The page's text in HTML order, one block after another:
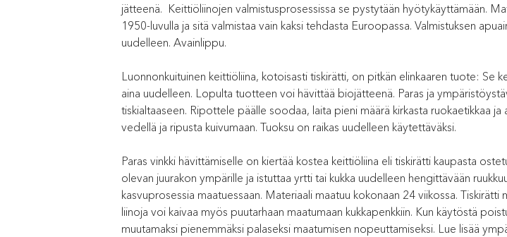
jätteenä. Keittiöliinojen valmistusprosessissa se pystytään hyötykäyttämään.
1950-luvulla ja sitä valmistaa vain kaksi tehdasta Euroopassa. Valmistuksen
uudelleen. Avainlippu.
Luonnonkuituinen keittiöliina, kotoisasti tiskirätti, on pitkän elinkaaren tuote: Se
aina uudelleen. Lopulta tuotteen voi hävittää biojätteenä. Paras ja
tiskialtaaseen. Ripottele päälle soodaa, laita pieni määrä kirkasta ruokaetikkaa
vedellä ja ripusta kuivumaan. Tuoksu on raikas uudelleen käytettäväksi.
Paras vinkki hävittämiselle on kiertää kostea keittiöliina eli tiskirätti kaupasta
olevan juurakon ympärille ja istuttaa yrtti tai kukka uudelleen hengittävään
kasvuprosessia maatuessaan. Materiaali maatuu kokonaan 24 viikossa.
liinoja voi kaivaa myös puutarhaan maatumaan kukkapenkkiin. Kun käytöstä
muutamaksi pienemmäksi palaseksi maatumisen nopeuttamiseksi. Lue lisää